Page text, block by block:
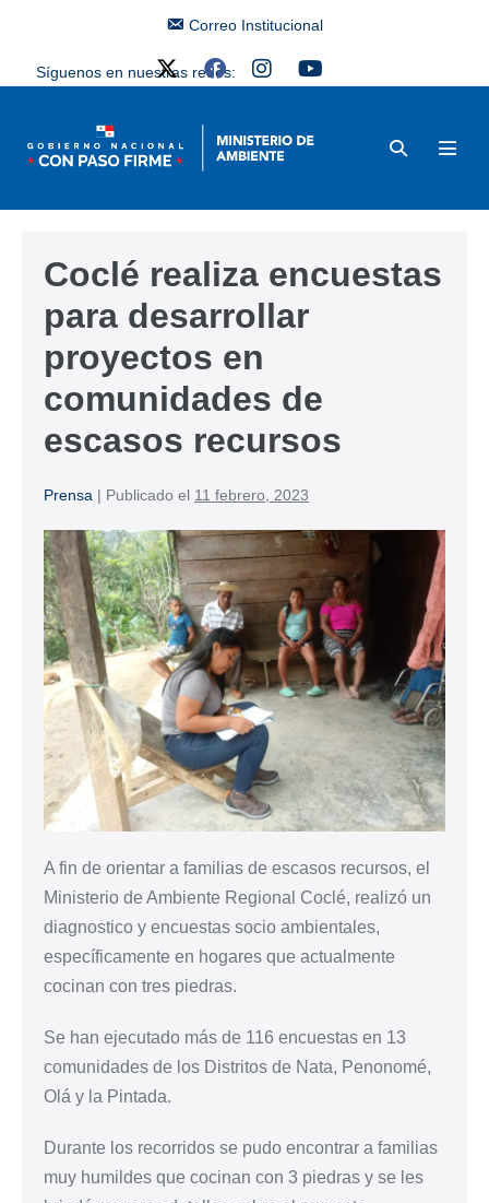
Correo Institucional
Síguenos en nuestras redes:
Coclé realiza encuestas
para desarrollar
proyectos en
comunidades de
escasos recursos
Prensa | Publicado el 11 febrero, 2023
A fin de orientar a familias de escasos recursos, el
Ministerio de Ambiente Regional Coclé, realizó un
diagnostico y encuestas socio ambientales,
específicamente en hogares que actualmente
cocinan con tres piedras.
Se han ejecutado más de 116 encuestas en 13
comunidades de los Distritos de Nata, Penonomé,
Olá y la Pintada.
Durante los recorridos se pudo encontrar a familias
muy humildes que cocinan con 3 piedras y se les